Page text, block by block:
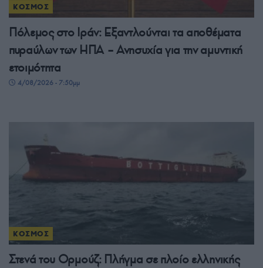
ΚΟΣΜΟΣ
Πόλεμος στο Ιράν: Εξαντλούνται τα αποθέματα
πυραύλων των ΗΠΑ – Ανησυχία για την αμυντική
ετοιμότητα
4/08/2026 - 7:50μμ
ΚΟΣΜΟΣ
Στενά του Ορμούζ: Πλήγμα σε πλοίο ελληνικής